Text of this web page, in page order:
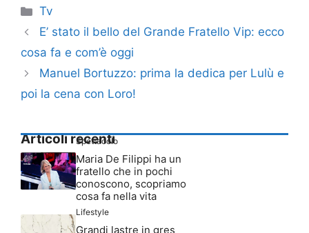
Categorie
Tv
E’ stato il bello del Grande Fratello Vip: ecco
cosa fa e com’è oggi
Manuel Bortuzzo: prima la dedica per Lulù e
poi la cena con Loro!
Articoli recenti
Spettacolo
Maria De Filippi ha un
fratello che in pochi
conoscono, scopriamo
cosa fa nella vita
Lifestyle
Grandi lastre in gres